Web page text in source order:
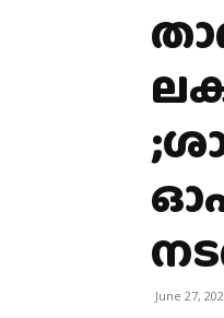
June 27,